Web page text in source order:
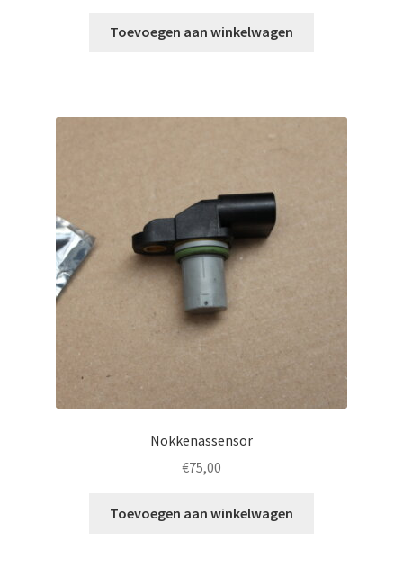
Toevoegen aan winkelwagen
Nokkenassensor
€75,00
Toevoegen aan winkelwagen